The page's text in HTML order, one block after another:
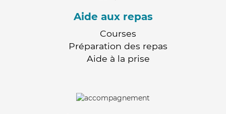
Aide aux repas
Courses
Préparation des repas
Aide à la prise